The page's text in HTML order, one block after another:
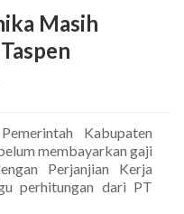
Masih
Pemerintah Kabupaten
membayarkan gaji
Perjanjian Kerja
perhitungan dari PT